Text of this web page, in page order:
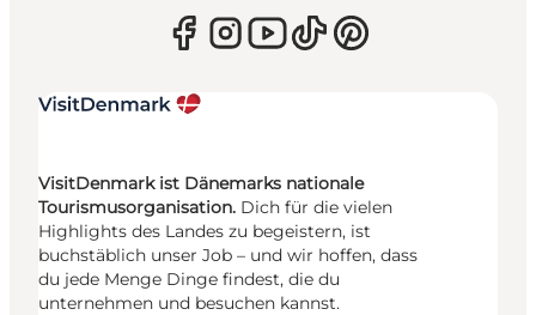
VisitDenmark ist Dänemarks nationale
Tourismusorganisation. Dich für die vielen
Highlights des Landes zu begeistern, ist
buchstäblich unser Job – und wir hoffen, dass
du jede Menge Dinge findest, die du
unternehmen und besuchen kannst.